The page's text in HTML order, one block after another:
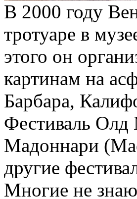
В 2000 году
тротуаре в
этого он
картинам на
Барбара,
Фестиваль
Мадоннари
другие
Многие не